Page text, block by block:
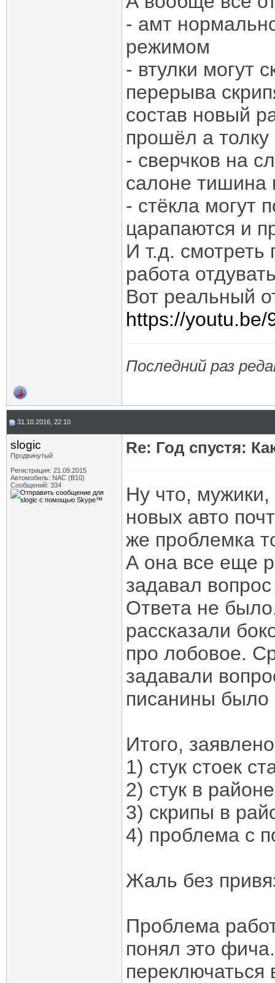
- амт
режимом
- втулки могут
перерыва
состав новый
прошёл а толку
- сверчков на
салоне тишина
- стёкла могут
царапаются и
И т.д. смотреть
работа
Вот реальный
https://youtu.be/
Последний раз
31.10.2016, 22:10
slogic
Продвинутый
Регистрация: 21.09.2015
Автомобиль: NAC (B10)
Сообщений: 334
Re: Год спустя:
Ну что, мужики,
новых авто
же проблемка
А она все еще
задавал
Ответа не
рассказали
про лобовое.
задавали
писанины
Итого,
1) стук стоек
2) стук в
3) скрипы в
4) проблема с
Жаль без
Проблема
понял это